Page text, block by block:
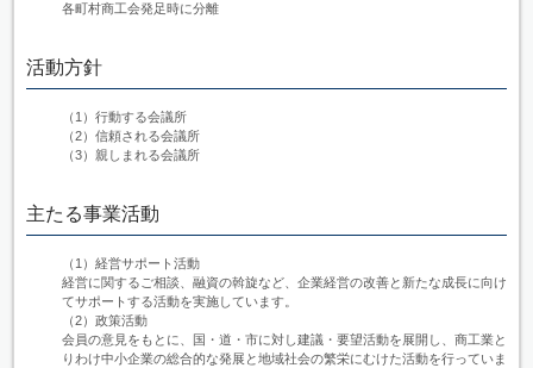
各町村商工会発足時に分離
活動方針
（1）行動する会議所
（2）信頼される会議所
（3）親しまれる会議所
主たる事業活動
（1）経営サポート活動
経営に関するご相談、融資の斡旋など、企業経営の改善と新たな成長に向け
てサポートする活動を実施しています。
（2）政策活動
会員の意見をもとに、国・道・市に対し建議・要望活動を展開し、商工業と
りわけ中小企業の総合的な発展と地域社会の繁栄にむけた活動を行っていま